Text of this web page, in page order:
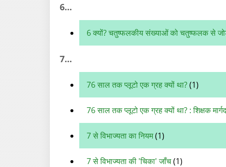
6...
6 क्यों? चतुष्फलकीय संख्याओं को चतुष्फलक से
7...
76 साल तक प्लूटो एक ग्रह क्यों था?(1)
76 साल तक प्लूटो एक ग्रह क्यों था? : शिक्षक
7 से विभाज्यता का नियम(1)
7 से विभाज्यता की 'चिका' जाँच(1)